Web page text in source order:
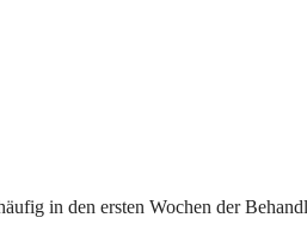
in den ersten Wochen der